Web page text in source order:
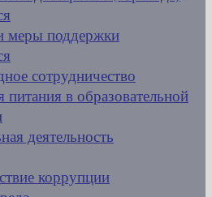
меры поддержки
сотрудничество
питания в образовательной
деятельность
коррупции